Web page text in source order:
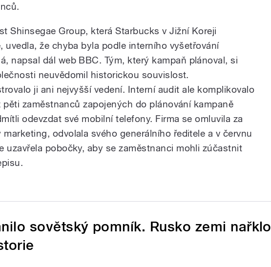
Shinsegae Group, která Starbucks v Jižní Koreji
uvedla, že chyba byla podle interního vyšetřování
napsal dál web BBC. Tým, který kampaň plánoval, si
neuvědomil historickou souvislost.
ji ani nejvyšší vedení. Interní audit ale komplikovalo
pěti zaměstnanců zapojených do plánování kampaně
odevzdat své mobilní telefony. Firma se omluvila za
marketing, odvolala svého generálního ředitele a v červnu
uzavřela pobočky, aby se zaměstnanci mohli zúčastnit
sovětský pomník. Rusko zemi nařklo